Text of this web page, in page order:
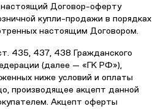
Договор-оферту
купли-продажи в порядках
настоящим Договором.
435, 437, 438 Гражданского
(далее — «ГК РФ»),
ниже условий и оплаты
производящее акцепт данной
Акцепт оферты